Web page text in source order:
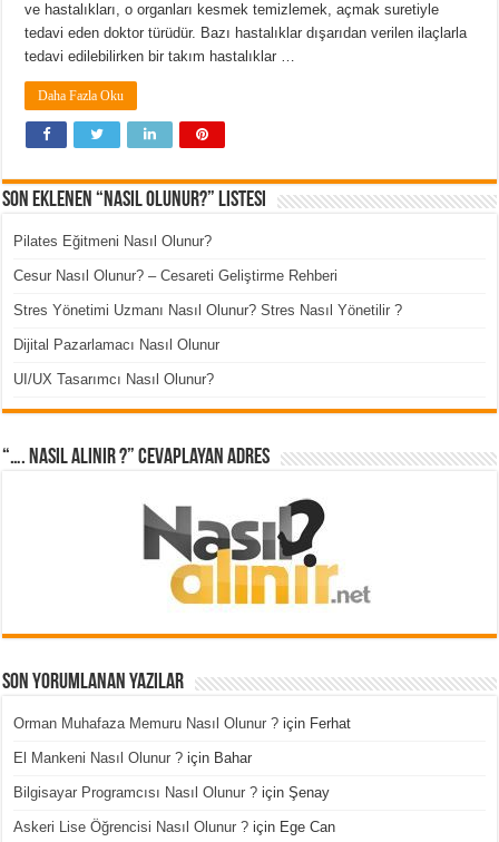
ve hastalıkları, o organları kesmek temizlemek, açmak suretiyle
tedavi eden doktor türüdür. Bazı hastalıklar dışarıdan verilen ilaçlarla
tedavi edilebilirken bir takım hastalıklar …
Daha Fazla Oku
Son Eklenen “Nasıl Olunur?” Listesi
Pilates Eğitmeni Nasıl Olunur?
Cesur Nasıl Olunur? – Cesareti Geliştirme Rehberi
Stres Yönetimi Uzmanı Nasıl Olunur? Stres Nasıl Yönetilir ?
Dijital Pazarlamacı Nasıl Olunur
UI/UX Tasarımcı Nasıl Olunur?
“…. Nasıl Alınır ?” cevaplayan adres
Son Yorumlanan Yazılar
Orman Muhafaza Memuru Nasıl Olunur ? için Ferhat
El Mankeni Nasıl Olunur ? için Bahar
Bilgisayar Programcısı Nasıl Olunur ? içinŞenay
Askeri Lise Öğrencisi Nasıl Olunur ? için Ege Can